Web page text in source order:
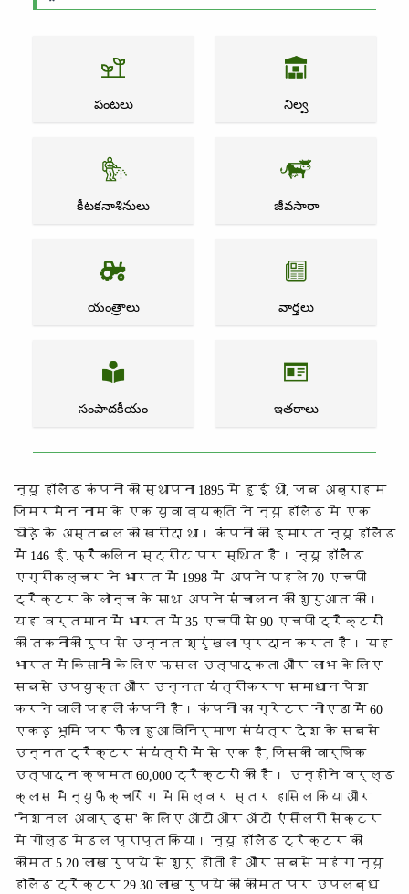
పంటలు నిల్వ
కీటకనాశినులు జీవసారా
యంత్రాలు వార్తలు
సంపాదకీయం ఇతరాలు
न्यू हॉलैंड कंपनी की स्थापना 1895 में हुई थी, जब अब्राहम
जिमरमैन नाम के एक युवा व्यक्ति ने न्यू हॉलैंड में एक
घोड़े के अस्तबल को खरीदा था। कंपनी की इमारत न्यू हॉलैंड
में 146 ई. फ्रैंकलिन स्ट्रीट पर स्थित है। न्यू हॉलैंड
एग्रीकल्चर ने भारत में 1998 में अपने पहले 70 एचपी
ट्रैक्टर के लॉन्च के साथ अपने संचालन की शुरुआत की।
यह वर्तमान में भारत में 35 एचपी से 90 एचपी ट्रैक्टरों
की तकनीकी रूप से उन्नत श्रृंखला प्रदान करता है। यह
भारत में किसानों के लिए फसल उत्पादकता और लाभ के लिए
सबसे उपयुक्त और उन्नत यंत्रीकरण समाधान पेश
करने वाली पहली कंपनी है। कंपनी का ग्रेटर नोएडा में 60
एकड़ भूमि पर फैला हुआ विनिर्माण संयंत्र देश के सबसे
उन्नत ट्रैक्टर संयंत्रों में से एक है, जिसकी वार्षिक
उत्पादन क्षमता 60,000 ट्रैक्टरों की है। उन्होंने वर्ल्ड
क्लास मैन्युफैक्चरिंग में सिल्वर स्तर हासिल किया और
'नेशनल अवार्ड्स' के लिए ऑटो और ऑटो एंसीलरी सेक्टर
में गोल्ड मेडल प्राप्त किया। न्यू हॉलैंड ट्रैक्टर की
कीमत 5.20 लाख रुपये से शुरू होती है और सबसे महंगा न्यू
हॉलैंड ट्रैक्टर 29.30 लाख रुपये की कीमत पर उपलब्ध